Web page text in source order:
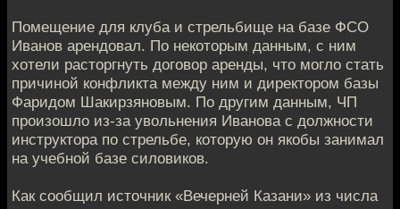
Помещение для клуба и стрельбище на базе ФСО
Иванов арендовал. По некоторым данным, с ним
хотели расторгнуть договор аренды, что могло стать
причиной конфликта между ним и директором базы
Фаридом Шакирзяновым. По другим данным, ЧП
произошло из-за увольнения Иванова с должности
инструктора по стрельбе, которую он якобы занимал
на учебной базе силовиков.
Как сообщил источник «Вечерней Казани» из числа